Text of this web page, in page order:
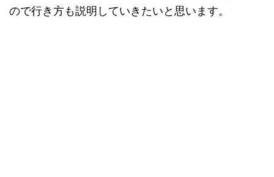
ので行き方も説明していきたいと思います。